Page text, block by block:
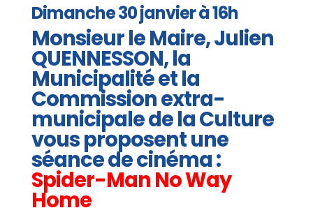
Dimanche 30 janvier à 16h
Monsieur le Maire, Julien
QUENNESSON, la
Municipalité et la
Commission extra-
municipale de la Culture
vous proposent une
séance de cinéma :
Spider-Man No Way
Home